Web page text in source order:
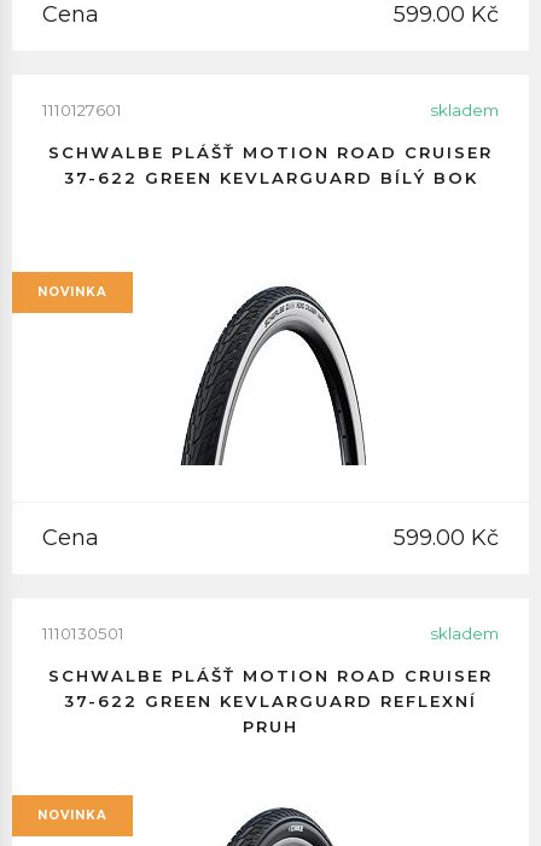
Cena 599.00 Kč
1110127601 skladem
SCHWALBE PLÁŠŤ MOTION ROAD CRUISER
37-622 GREEN KEVLARGUARD BÍLÝ BOK
NOVINKA
Cena 599.00 Kč
1110130501 skladem
SCHWALBE PLÁŠŤ MOTION ROAD CRUISER
37-622 GREEN KEVLARGUARD REFLEXNÍ
PRUH
NOVINKA